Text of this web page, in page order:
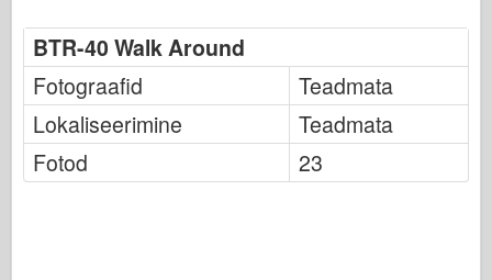
BTR-40 Walk Around
Fotograafid
Teadmata
Lokaliseerimine
Teadmata
Fotod
23